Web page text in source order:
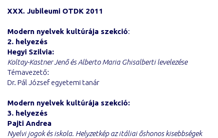
XXX. Jubileumi OTDK 2011
Modern nyelvek kultúrája szekció:
2. helyezés
Hegyi Szilvia:
Koltay-Kastner Jenő és Alberto Maria Ghisalberti levelezése
Témavezető:
Dr. Pál József egyetemi tanár
Modern nyelvek kultúrája szekció:
3. helyezés
Pajti Andrea
Nyelvi jogok és iskola. Helyzetkép az itáliai őshonos kisebbségek